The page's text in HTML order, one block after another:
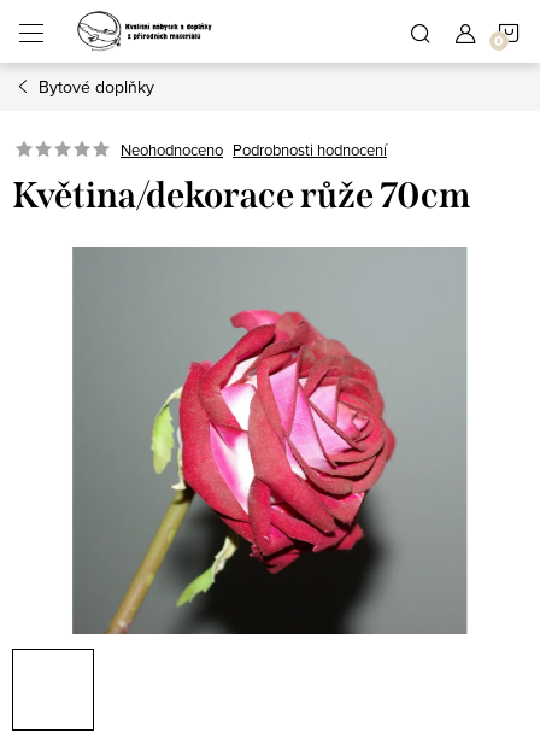
obsah
Bytové doplňky
Neohodnoceno Podrobnosti hodnocení
Květina/dekorace růže 70cm